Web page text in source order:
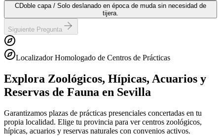
CDoble capa / Solo deslanado en época de muda sin necesidad de
tijera.
Siguiente Pregunta
Localizador Homologado de Centros de Prácticas
Explora Zoológicos, Hípicas, Acuarios y
Reservas de Fauna en Sevilla
Garantizamos plazas de prácticas presenciales concertadas en tu
propia localidad. Elige tu provincia para ver centros zoológicos,
hípicas, acuarios y reservas naturales con convenios activos.